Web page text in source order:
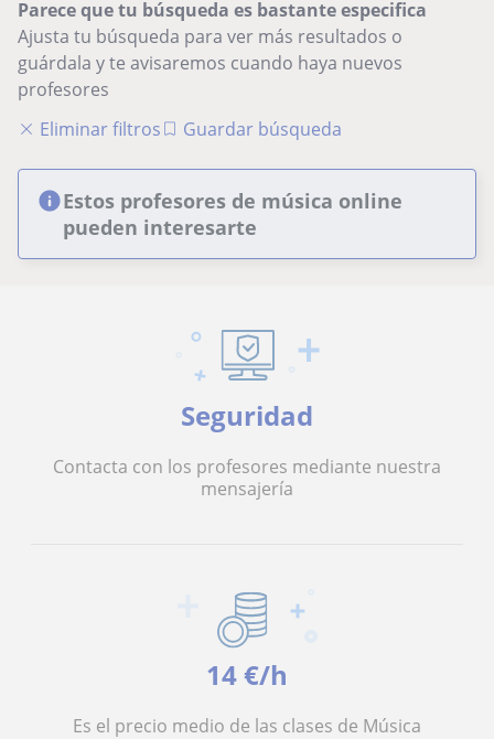
Parece que tu búsqueda es bastante especifica
Ajusta tu búsqueda para ver más resultados o
guárdala y te avisaremos cuando haya nuevos
profesores
Eliminar filtros
Guardar búsqueda
Estos profesores de música online
pueden interesarte
Seguridad
Contacta con los profesores mediante nuestra
mensajería
14 €/h
Es el precio medio de las clases de Música